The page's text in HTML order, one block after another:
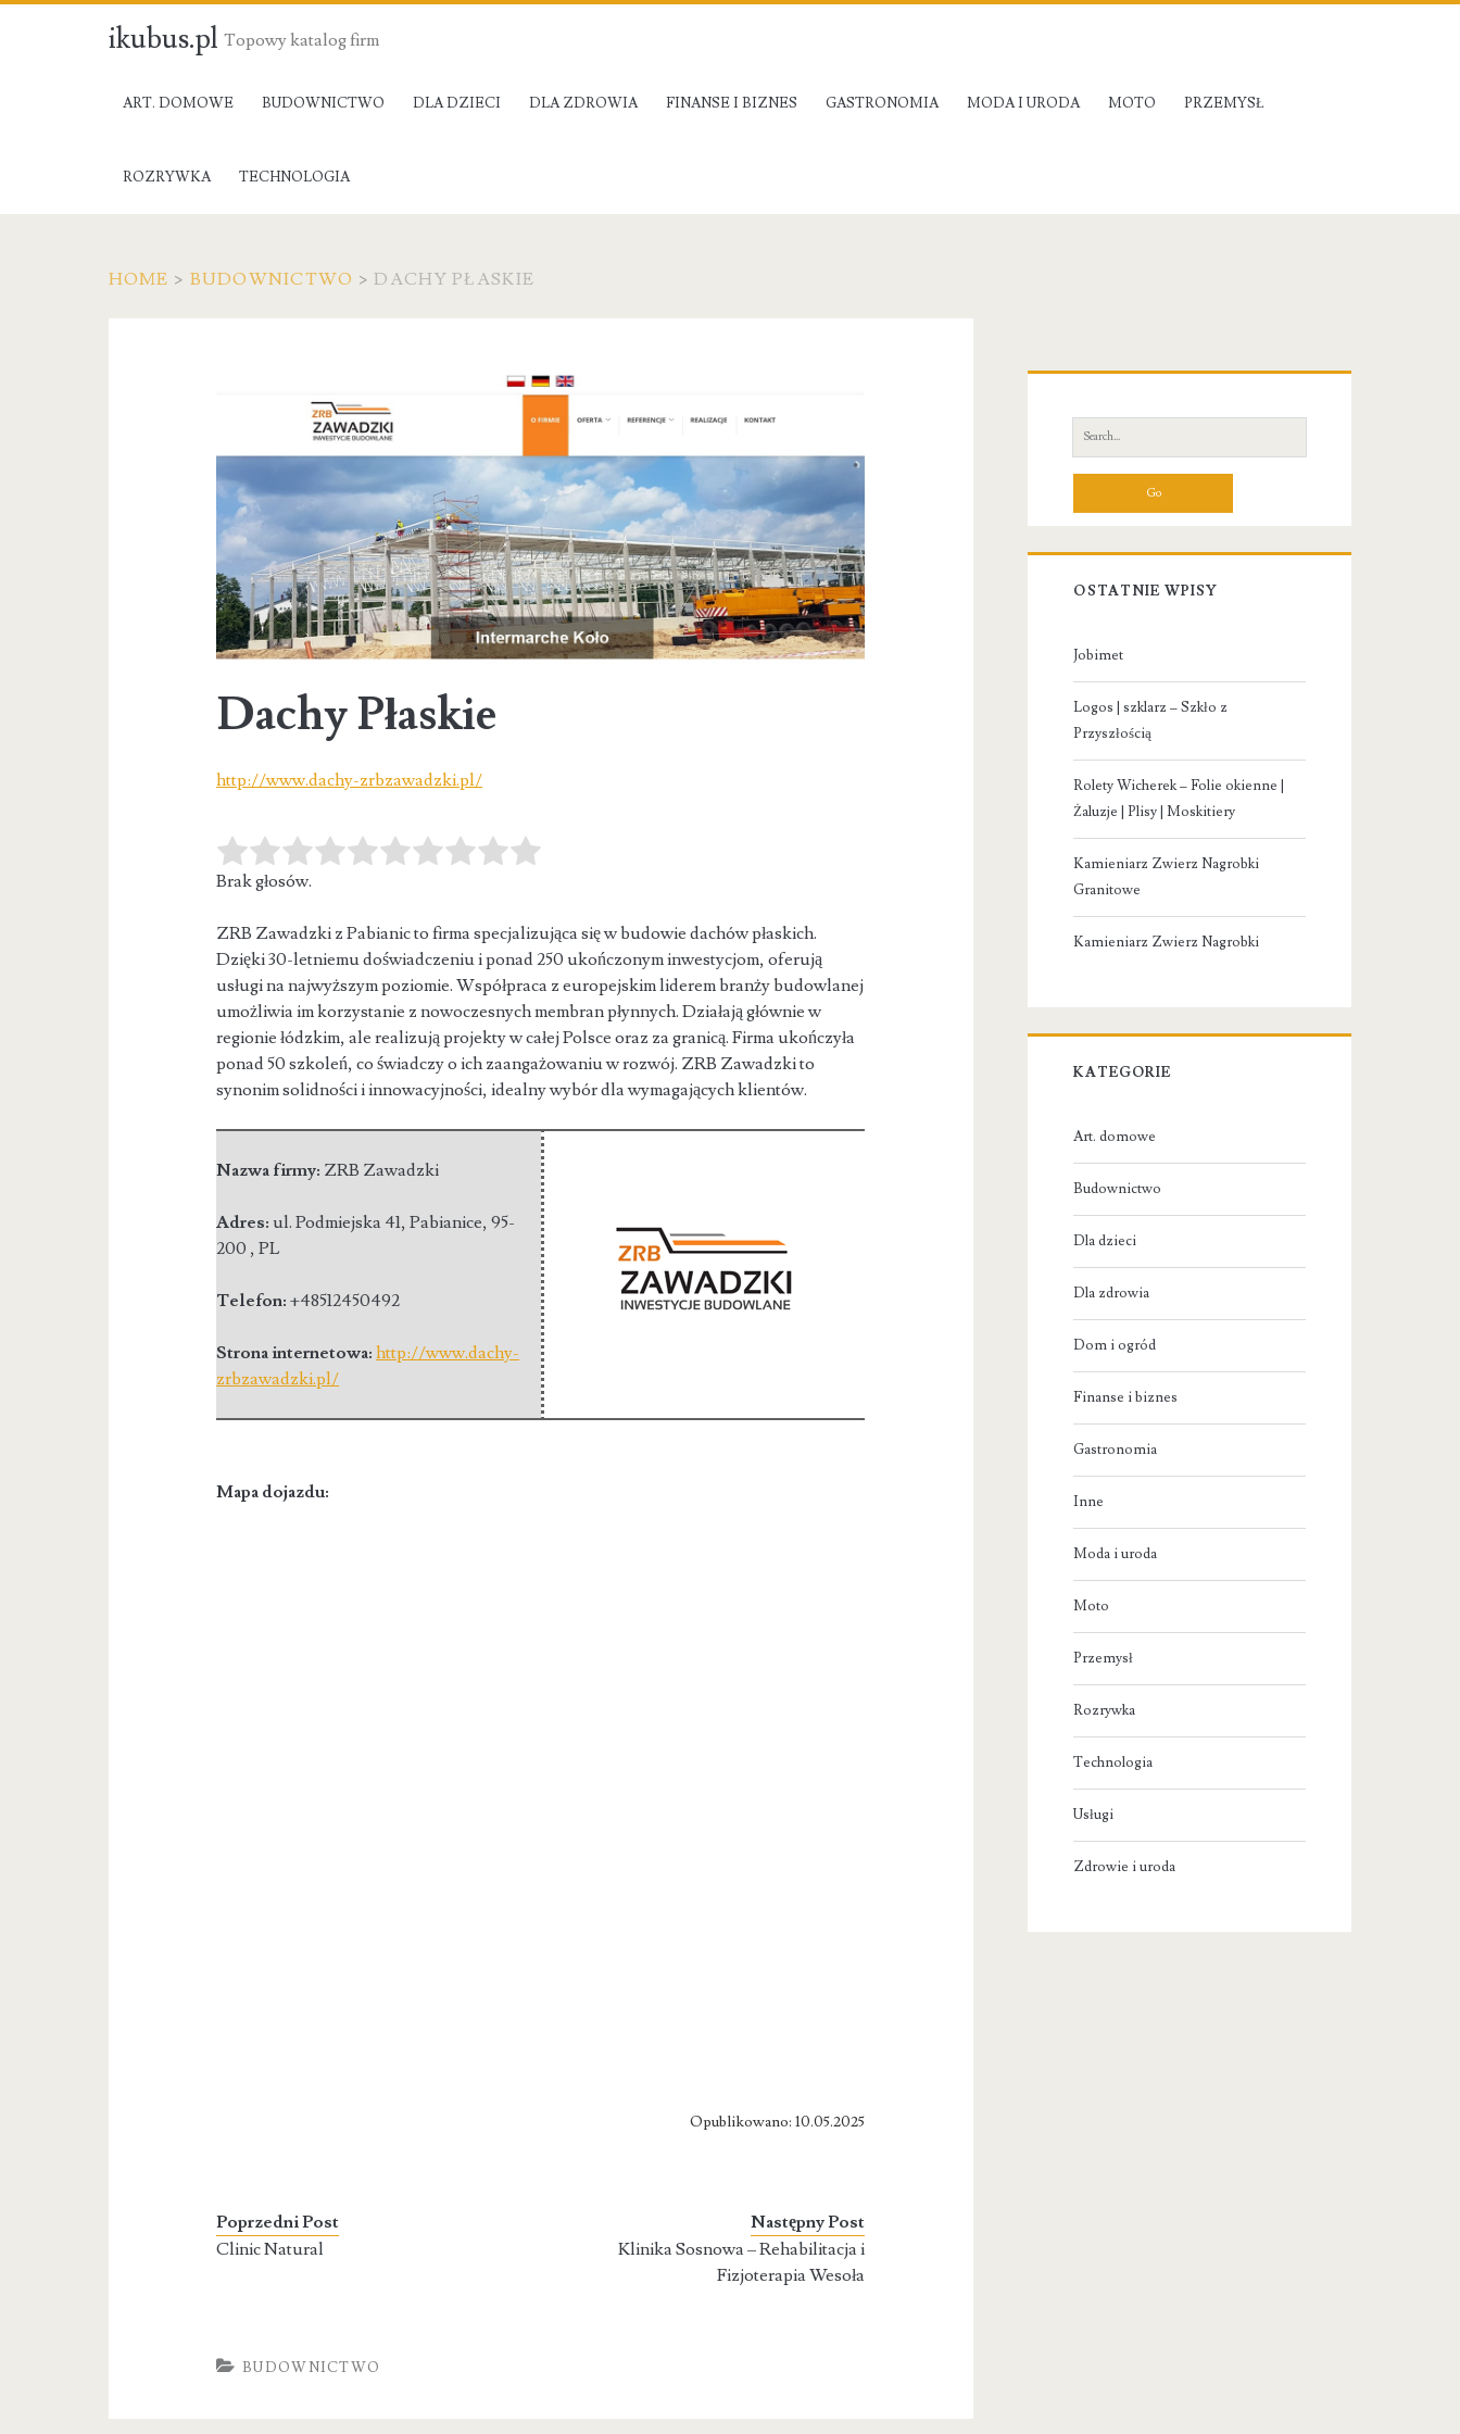
ikubus.pl Topowy katalog firm
ART. DOMOWE BUDOWNICTWO DLA DZIECI DLA ZDROWIA FINANSE I BIZNES GASTRONOMIA MODA I URODA MOTO PRZEMYSŁ
ROZRYWKA TECHNOLOGIA
HOME > BUDOWNICTWO >DACHY PŁASKIE
Dachy Płaskie
http://www.dachy-zrbzawadzki.pl/
Brak głosów.
ZRB Zawadzki z Pabianic to firma specjalizująca się w budowie dachów płaskich.
Dzięki 30-letniemu doświadczeniu i ponad 250 ukończonym inwestycjom, oferują
usługi na najwyższym poziomie. Współpraca z europejskim liderem branży budowlanej
umożliwia im korzystanie z nowoczesnych membran płynnych. Działają głównie w
regionie łódzkim, ale realizują projekty w całej Polsce oraz za granicą. Firma ukończyła
ponad 50 szkoleń, co świadczy o ich zaangażowaniu w rozwój. ZRB Zawadzki to
synonim solidności i innowacyjności, idealny wybór dla wymagających klientów.
Nazwa firmy: ZRB Zawadzki
Adres:ul. Podmiejska 41,Pabianice, 95-
200 ,PL
Telefon:+48512450492
Strona internetowa:http://www.dachy-
zrbzawadzki.pl/
Mapa dojazdu:
Opublikowano: 10.05.2025
Poprzedni Post
Clinic Natural
Następny Post
Klinika Sosnowa – Rehabilitacja i
Fizjoterapia Wesoła
BUDOWNICTWO
Sidebar
Search
for:
OSTATNIE WPISY
Jobimet
Logos | szklarz – Szkło z
Przyszłością
Rolety Wicherek – Folie okienne |
Żaluzje | Plisy | Moskitiery
Kamieniarz Zwierz Nagrobki
Granitowe
Kamieniarz Zwierz Nagrobki
KATEGORIE
Art. domowe
Budownictwo
Dla dzieci
Dla zdrowia
Dom i ogród
Finanse i biznes
Gastronomia
Inne
Moda i uroda
Moto
Przemysł
Rozrywka
Technologia
Usługi
Zdrowie i uroda